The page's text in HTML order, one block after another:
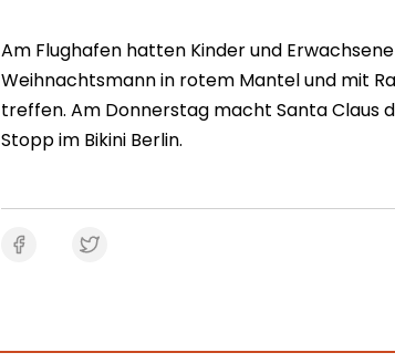
Am Flughafen hatten Kinder und
Weihnachtsmann in rotem Mantel und mit
treffen. Am Donnerstag macht Santa Claus
Stopp im Bikini Berlin.